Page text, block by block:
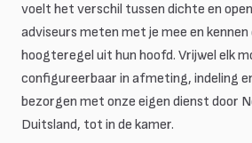
voelt het verschil tussen dichte en
adviseurs meten met je mee en
hoogteregel uit hun hoofd. Vrijwel elk
configureerbaar in afmeting, indeling
bezorgen met onze eigen dienst door
Duitsland, tot in de kamer.